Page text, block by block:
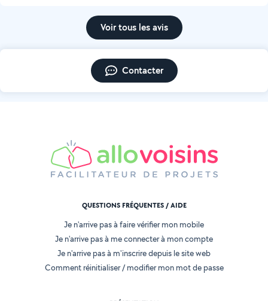
Voir tous les avis
Contacter
QUESTIONS FRÉQUENTES / AIDE
Je n'arrive pas à faire vérifier mon mobile
Je n'arrive pas à me connecter à mon compte
Je n'arrive pas à m'inscrire depuis le site web
Comment réinitialiser / modifier mon mot de passe